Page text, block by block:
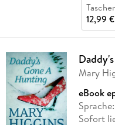
12,99 €
Mary
eBook
Sofort